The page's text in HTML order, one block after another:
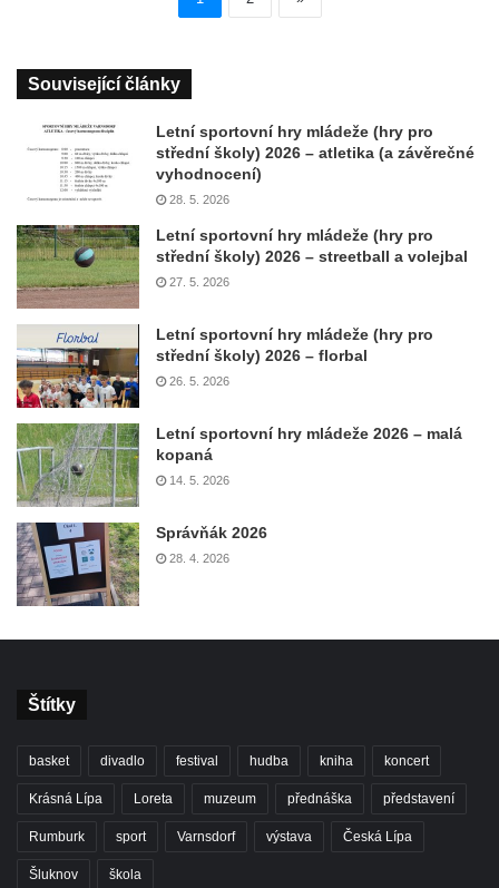
Související články
Letní sportovní hry mládeže (hry pro
střední školy) 2026 – atletika (a závěrečné
vyhodnocení)
28. 5. 2026
Letní sportovní hry mládeže (hry pro
střední školy) 2026 – streetball a volejbal
27. 5. 2026
Letní sportovní hry mládeže (hry pro
střední školy) 2026 – florbal
26. 5. 2026
Letní sportovní hry mládeže 2026 – malá
kopaná
14. 5. 2026
Správňák 2026
28. 4. 2026
Štítky
basket divadlo festival hudba kniha koncert
Krásná Lípa Loreta muzeum přednáška představení
Rumburk sport Varnsdorf výstava Česká Lípa
Šluknov škola